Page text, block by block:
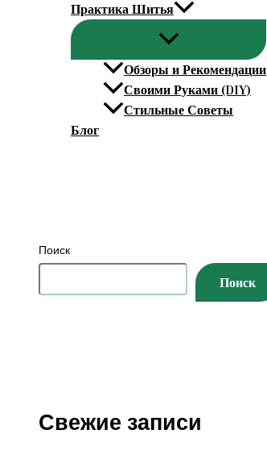
Практика Шитья
Обзоры и Рекомендации
Своими Руками (DIY)
Стильные Советы
Блог
Поиск
Поиск
Свежие записи